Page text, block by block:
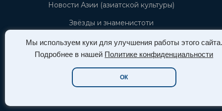
Мы используем куки для улучшения работы этого сайта.
Подробнее в нашей Политике конфиденциальности
ОК
Новости Азии (азиатской культуры)
Звёзды и знаменистоти
Info
Политика конфиденциальности